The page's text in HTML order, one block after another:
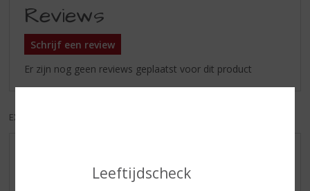
Leeftijdscheck
Reviews
Schrijf een review
Er zijn nog geen reviews geplaatst voor dit product
EXCL. BTW
WIJN VAN DE MAAND